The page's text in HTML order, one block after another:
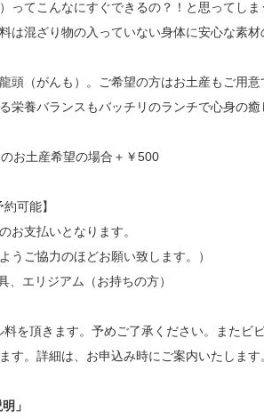
ってこんなにすぐできるの？！と思ってしま
は混ざり物の入っていない身体に安心な素材
頭（がんも）。ご希望の方はお土産もご用意
栄養バランスもバッチリのランチで心身の
お土産希望の場合＋￥500
可能】
お支払いとなります。
うご協力のほどお願い致します。）
エリジアム（お持ちの方）
を頂きます。予めご了承ください。またビ
。詳細は、お申込み時にご案内いたします
」